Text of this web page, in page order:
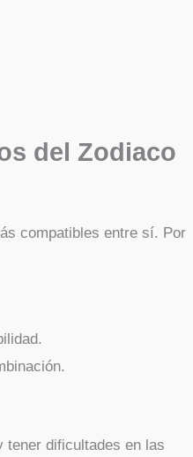
del Zodiaco
compatibles entre sí. Por
tener dificultades en las